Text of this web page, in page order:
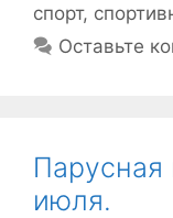
спорт,
Оставьте
Парусная
июля.